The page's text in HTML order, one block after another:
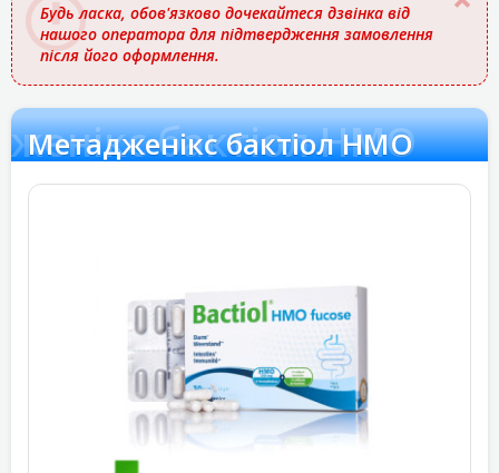
Будь ласка, обов'язково дочекайтеся дзвінка від
нашого оператора для підтвердження замовлення
після його оформлення.
бактіол НМО
Метадженікс бактіол НМО